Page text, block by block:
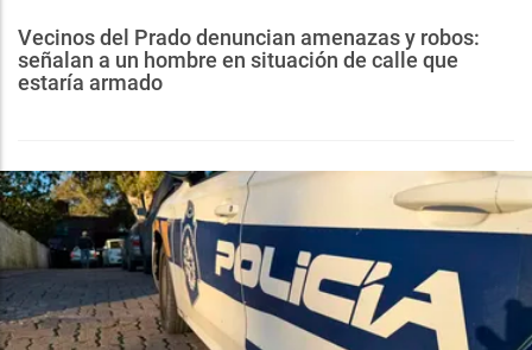
Vecinos del Prado denuncian amenazas y robos:
señalan a un hombre en situación de calle que
estaría armado